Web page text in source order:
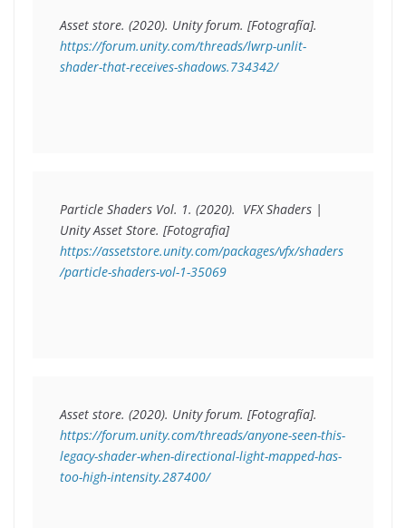
Asset store. (2020). Unity forum.
https://forum.unity.com/threads/lwrp-unlit-
shader-that-receives-shadows.734342/
Particle Shaders Vol. 1. (2020). VFX Shaders |
Unity Asset Store.
[Fotografia]
https://assetstore.unity.com/packages/vfx/shaders
/particle-shaders-vol-1-35069
Asset store. (2020). Unity forum.
https://forum.unity.com/threads/anyone-seen-this-
legacy-shader-when-directional-light-mapped-has-
too-high-intensity.287400/